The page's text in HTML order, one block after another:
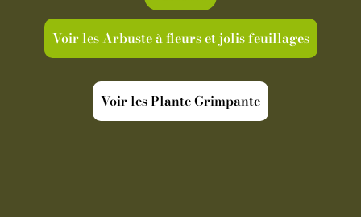
Voir les Arbuste à fleurs et jolis feuillages
Voir les Plante Grimpante